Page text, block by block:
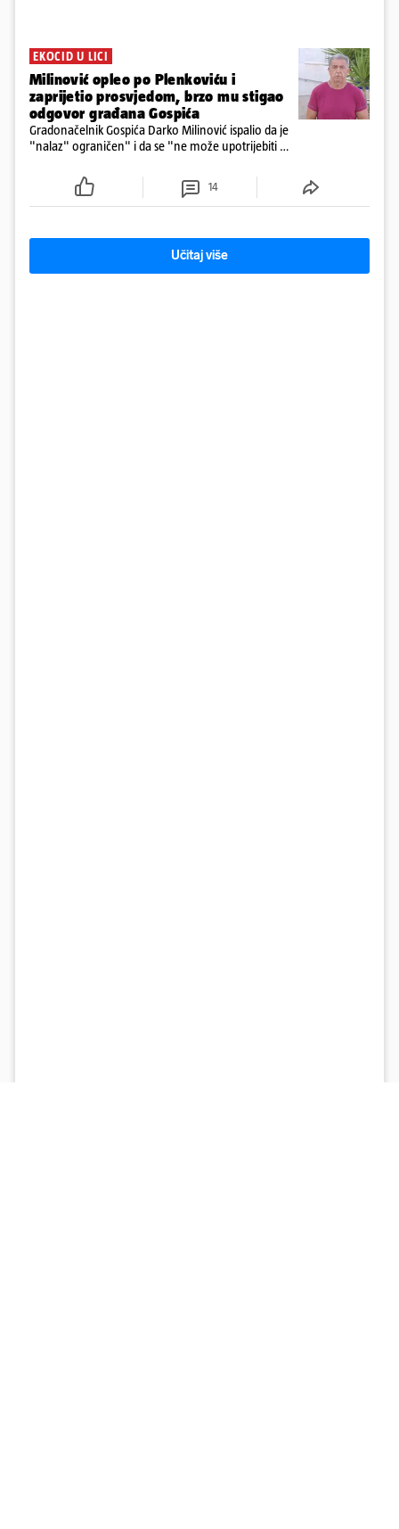
EKOCID U LICI
Milinović opleo po Plenkoviću i
zaprijetio prosvjedom, brzo mu stigao
odgovor građana Gospića
Gradonačelnik Gospića Darko Milinović ispalio da je
"nalaz" ograničen" i da se "ne može upotrijebiti za
ga je naručio Uskok i da je dio spisa
14
Učitaj više